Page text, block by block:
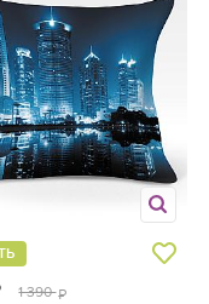
руб.
1 390 руб.